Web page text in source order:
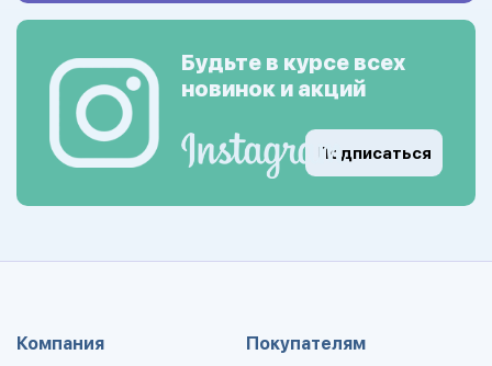
Будьте в курсе всех
новинок и акций
Подписаться
Компания Покупателям